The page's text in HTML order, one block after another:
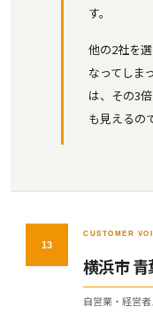
す。
他の2社を
なってしま
は、その3
も見えるの
13
CUSTOMER
横浜市 青
自営業・経営